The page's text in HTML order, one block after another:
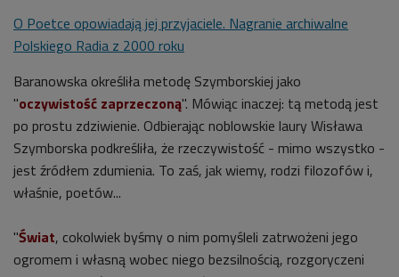
O Poetce opowiadają jej przyjaciele. Nagranie archiwalne
Polskiego Radia z 2000 roku
Baranowska określiła metodę Szymborskiej jako
"oczywistość zaprzeczoną". Mówiąc inaczej: tą metodą jest
po prostu zdziwienie. Odbierając noblowskie laury Wisława
Szymborska podkreśliła, że rzeczywistość - mimo wszystko -
jest źródłem zdumienia. To zaś, jak wiemy, rodzi filozofów i,
właśnie, poetów...
"Świat, cokolwiek byśmy o nim pomyśleli zatrwożeni jego
ogromem i własną wobec niego bezsilnością, rozgoryczeni